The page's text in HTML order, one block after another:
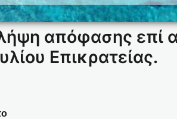
απόφασης επί
Επικρατείας.